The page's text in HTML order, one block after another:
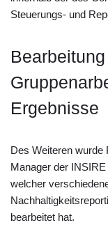
Steuerungs- und
Ergebnisse
Des Weiteren wurde
Manager der
welcher
bearbeitet hat.